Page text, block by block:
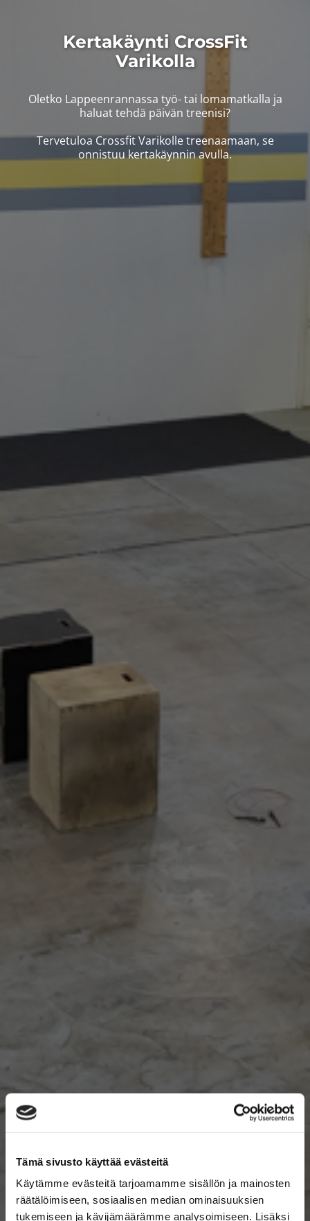
Tämä sivusto käyttää evästeitä
Käytämme evästeitä tarjoamamme sisällön ja mainosten
räätälöimiseen, sosiaalisen median ominaisuuksien
tukemiseen ja kävijämäärämme analysoimiseen. Lisäksi
Kertakäynti CrossFit
Varikolla
Oletko Lappeenrannassa työ- tai lomamatkalla ja
haluat tehdä päivän treenisi?
​​​​​​​Tervetuloa Crossfit Varikolle treenaamaan, se
onnistuu kertakäynnin avulla.